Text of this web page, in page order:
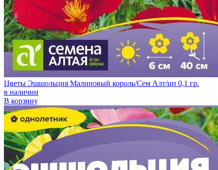
Цветы Эшшольция Малиновый король/Сем Алт/цп 0,1 гр.
в наличии
В корзину